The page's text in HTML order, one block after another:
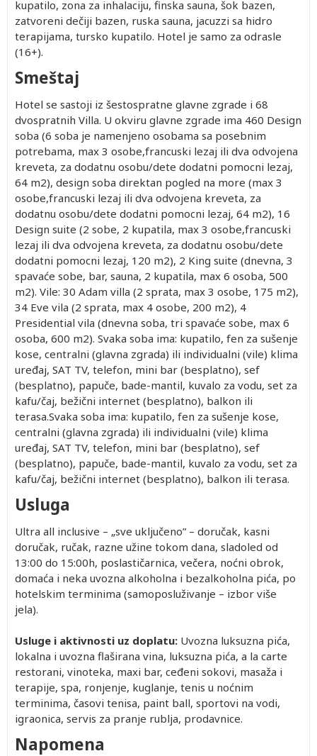
kupatilo, zona za inhalaciju, finska sauna, šok bazen,
zatvoreni dečiji bazen, ruska sauna, jacuzzi sa hidro
terapijama, tursko kupatilo. Hotel je samo za odrasle
(16+).
Smeštaj
Hotel se sastoji iz šestospratne glavne zgrade i 68
dvospratnih Villa. U okviru glavne zgrade ima 460 Design
soba (6 soba je namenjeno osobama sa posebnim
potrebama, max 3 osobe,francuski lezaj ili dva odvojena
kreveta, za dodatnu osobu/dete dodatni pomocni lezaj,
64 m2), design soba direktan pogled na more (max 3
osobe,francuski lezaj ili dva odvojena kreveta, za
dodatnu osobu/dete dodatni pomocni lezaj, 64 m2), 16
Design suite (2 sobe, 2 kupatila, max 3 osobe,francuski
lezaj ili dva odvojena kreveta, za dodatnu osobu/dete
dodatni pomocni lezaj, 120 m2), 2 King suite (dnevna, 3
spavaće sobe, bar, saunа, 2 kupatila, max 6 osoba, 500
m2). Vile: 30 Adam villa (2 sprata, mаx 3 osobe, 175 m2),
34 Eve vila (2 sprata, max 4 osobe, 200 m2), 4
Presidential vila (dnevna soba, tri spavaće sobe, max 6
osoba, 600 m2). Svaka soba ima: kupatilo, fen za sušenje
kose, centralni (glavna zgrada) ili individualni (vile) klima
uređaj, SAT TV, telefon, mini bar (besplatno), sef
(besplatno), papuče, bade-mantil, kuvalo za vodu, set za
kafu/čaj, bežični internet (besplatno), balkon ili
terasa.Svaka soba ima: kupatilo, fen za sušenje kose,
centralni (glavna zgrada) ili individualni (vile) klima
uređaj, SAT TV, telefon, mini bar (besplatno), sef
(besplatno), papuče, bade-mantil, kuvalo za vodu, set za
kafu/čaj, bežični internet (besplatno), balkon ili terasa.
Usluga
Ultra all inclusive – „sve uključeno” – doručak, kasni
doručak, ručak, razne užine tokom dana, sladoled od
13:00 do 15:00h, poslastičarnica, večera, noćni obrok,
domaća i neka uvozna alkoholna i bezalkoholna pića, po
hotelskim terminima (samoposluživanje – izbor više
jela).
Usluge i aktivnosti uz doplatu: Uvozna luksuzna pića,
lokalna i uvozna flaširana vina, luksuzna pića, a la carte
restorani, vinoteka, maxi bar, ceđeni sokovi, masaža i
terapije, spa, ronjenje, kuglanje, tenis u noćnim
terminima, časovi tenisa, paint ball, sportovi na vodi,
igraonica, servis za pranje rublja, prodavnice.
Napomena